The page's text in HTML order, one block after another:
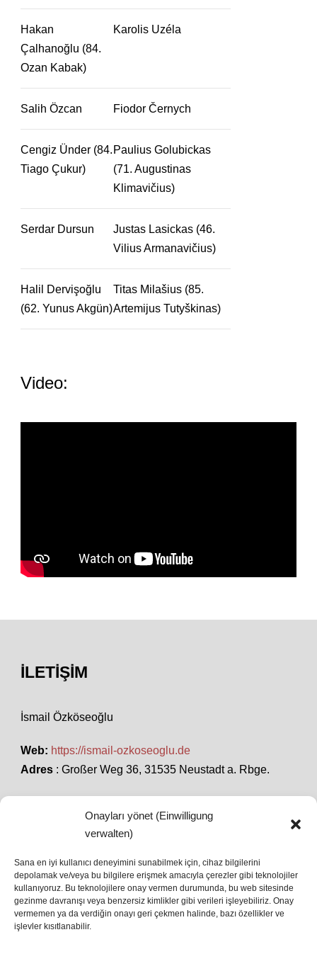
Onayları yönet (Einwilligung
verwalten)
Sana en iyi kullanıcı deneyimini sunabilmek için, cihaz bilgilerini
depolamak ve/veya bu bilgilere erişmek amacıyla çerezler gibi teknolojiler
kullanıyoruz. Bu teknolojilere onay vermen durumunda, bu web sitesinde
gezinme davranışı veya benzersiz kimlikler gibi verileri işleyebiliriz. Onay
vermemen ya da verdiğin onayı geri çekmen halinde, bazı özellikler ve
işlevler kısıtlanabilir.
Hakan
Çalhanoğlu (84.
Ozan Kabak)
Karolis Uzéla
Salih Özcan Fiodor Černych
Cengiz Ünder (84.
Tiago Çukur)
Paulius Golubickas
(71. Augustinas
Klimavičius)
Serdar Dursun
Justas Lasickas (46.
Vilius Armanavičius)
Halil Dervişoğlu
(62. Yunus Akgün)
Titas Milašius (85.
Artemijus Tutyškinas)
Video:
İLETIŞIM
İsmail Özköseoğlu
Web: https://ismail-ozkoseoglu.de
Adres : Großer Weg 36, 31535 Neustadt a. Rbge.
SON HABERLER
İstanbul’da Avrupa Ligi Finali: Freiburg ve Aston
Villa Boğaz’da Tarih Yazmaya Hazırlanıyor
08 May 2026